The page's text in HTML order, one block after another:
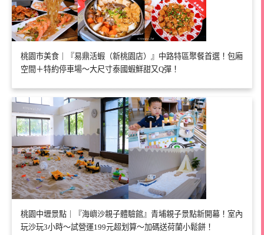
桃園市美食｜『易鼎活蝦（新桃園店）』中路特區聚餐首選！包廂
空間＋特約停車場～大尺寸泰國蝦鮮甜又Q彈！
桃園中壢景點｜『海嶼沙親子體驗館』青埔親子景點新開幕！室內
玩沙玩3小時～試營運199元超划算～加碼送荷蘭小鬆餅！